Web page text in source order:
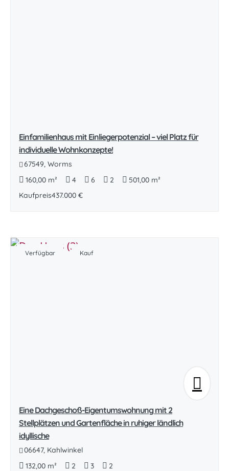
Einfamilienhaus mit Einliegerpotenzial – viel Platz für
individuelle Wohnkonzepte!
67549, Worms
160,00 m²
4 6 2
501,00 m²
Kaufpreis437.000 €
Verfügbar Kauf
Eine Dachgeschoß-Eigentumswohnung mit 2
Stellplätzen und Gartenfläche in ruhiger ländlich
idyllische
06647, Kahlwinkel
132,00 m²
2 3
2